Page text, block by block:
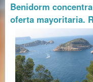
Benidorm
oferta mayoritaria.
en